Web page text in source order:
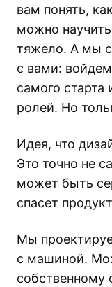
вам понять,
можно
тяжело. А мы с
с вами:
самого старта
ролей. Но
Идея, что
Это точно не
может быть
спасет
Мы
с машиной.
собственному